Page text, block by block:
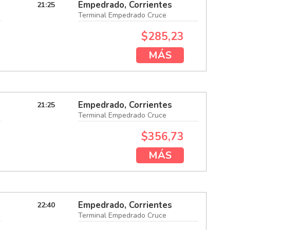
21:25 Empedrado, Corrientes
Terminal Empedrado Cruce
$285,23
MÁS
21:25 Empedrado, Corrientes
Terminal Empedrado Cruce
$356,73
MÁS
22:40 Empedrado, Corrientes
Terminal Empedrado Cruce